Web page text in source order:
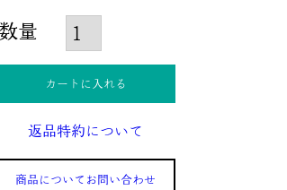
カートに入れる
返品特約について
商品についてお問い合わせ